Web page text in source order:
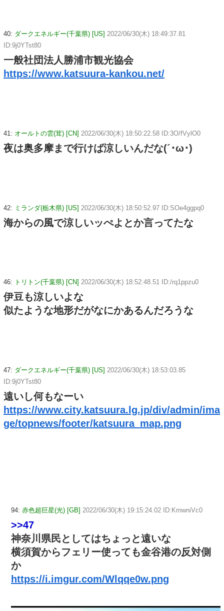
40: ダークエネルギー(千葉県) [US] 2022/06/30(木) 18:49:37.81
ID:9j0YTst80
一般社団法人勝浦市観光協会
https://www.katsuura-kankou.net/
41: オールトの雲(茸) [CN] 2022/06/30(木) 18:50:22.58 ID:3O/fVylO0
夜は奥多摩まで行けば涼しいんだな(´･ω･)
42: ミランダ(栃木県) [US] 2022/06/30(木) 18:50:52.97 ID:SOe4ggpq0
海からの風で涼しいッぺよとか言ってたな
46: トリトン(千葉県) [CN] 2022/06/30(木) 18:52:48.51 ID:/rq1ppzu0
伊豆も涼しいよな
似たような地形だがなにかあるんだろうな
47: ダークエネルギー(千葉県) [US] 2022/06/30(木) 18:53:03.85
ID:9j0YTst80
遠いし何もなーい
https://www.city.katsuura.lg.jp/div/admin/ima
ge/topnews/footer/katsuura_map.png
94: 赤色超巨星(光) [GB] 2022/06/30(木) 19:15:24.02 ID:KrnwniVc0
>>47
神奈川県民としてはちょっと遠いな
横須賀からフェリー使っても金谷港の反対側
か
https://i.imgur.com/Wlqqe0w.png